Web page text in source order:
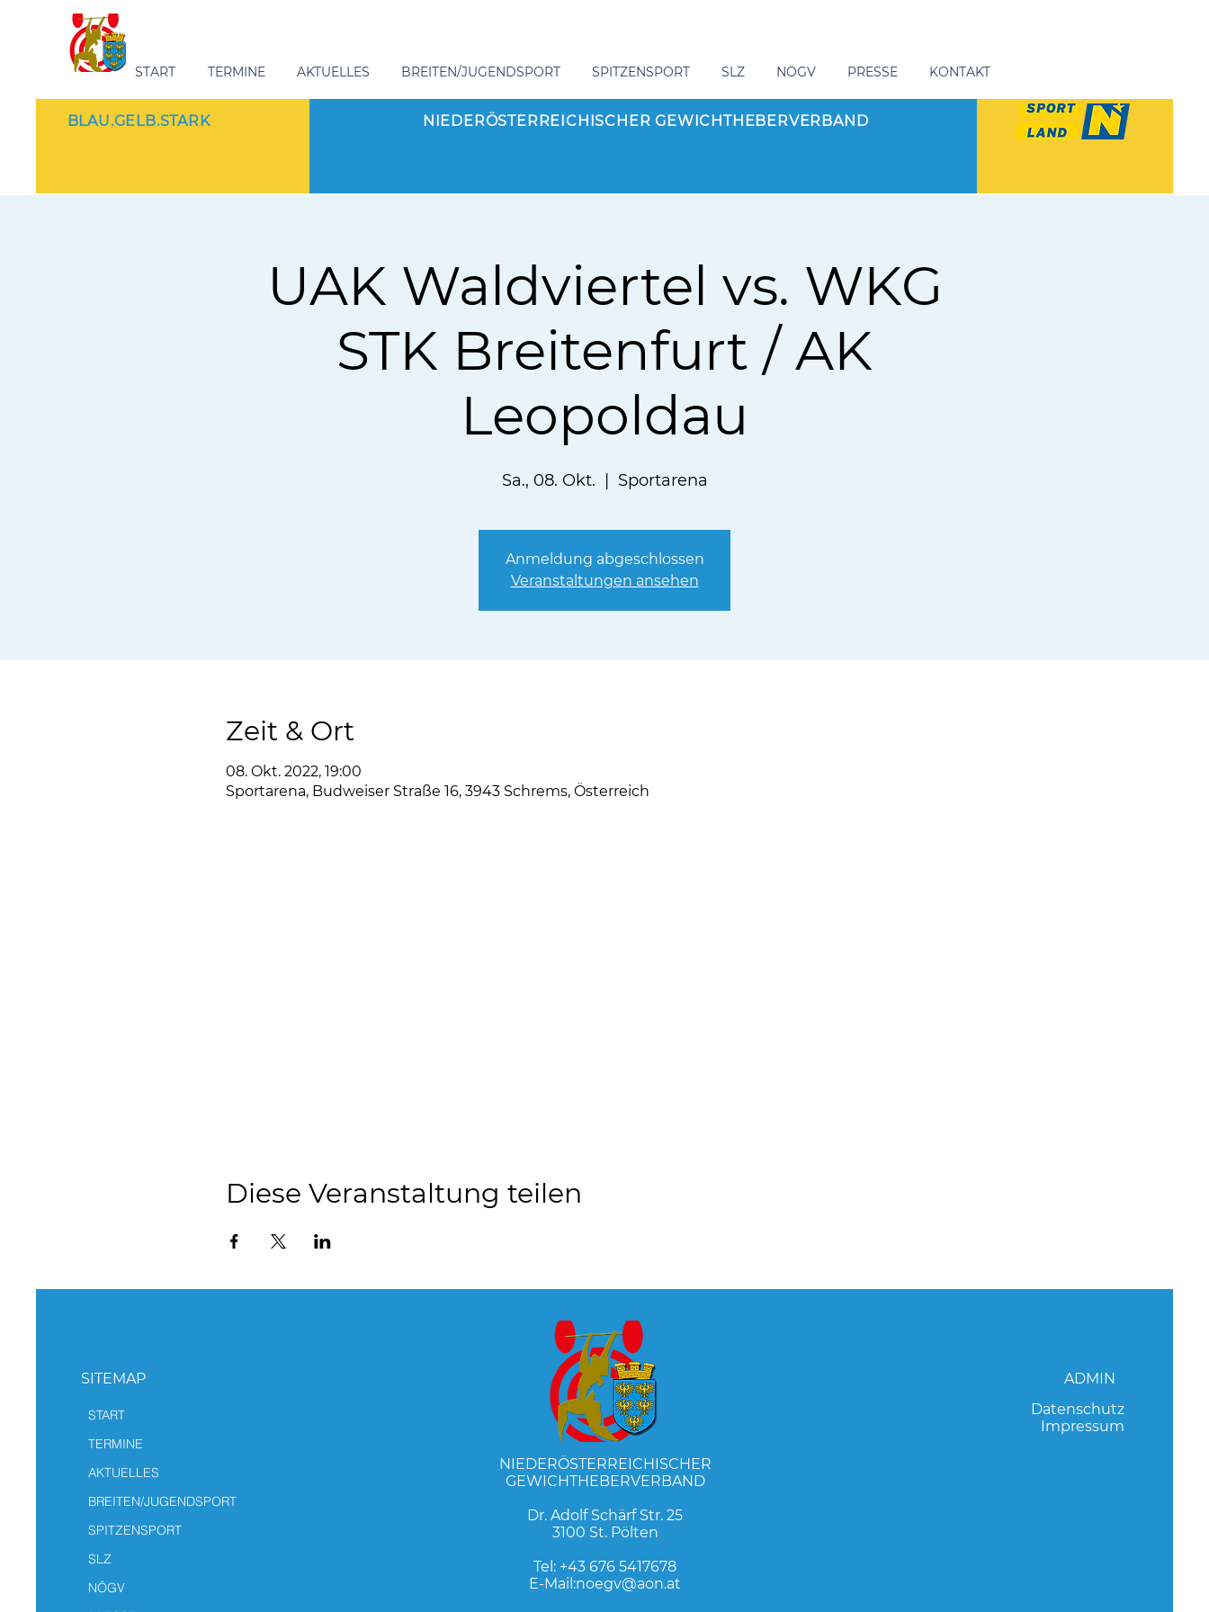
START TERMINE AKTUELLES BREITEN/JUGENDSPORT SPITZENSPORT SLZ NÖGV PRESSE KONTAKT
BLAU.GELB.STARK NIEDERÖSTERREICHISCHER GEWICHTHEBERVERBAND
UAK Waldviertel vs. WKG
STK Breitenfurt / AK
Leopoldau
Sa., 08. Okt. Sportarena
Anmeldung abgeschlossen
Veranstaltungen ansehen
Zeit & Ort
08. Okt. 2022, 19:00
Sportarena, Budweiser Straße 16, 3943 Schrems, Österreich
Diese Veranstaltung teilen
SITEMAP
START
TERMINE
AKTUELLES
BREITEN/JUGENDSPORT
SPITZENSPORT
SLZ
NÖGV
NIEDERÖSTERREICHISCHER
GEWICHTHEBERVERBAND
Dr. Adolf Schärf Str. 25
3100 St. Pölten
Tel: +43 676 5417678
E-Mail:noegv@aon.at
ADMIN
Datenschutz
Impressum